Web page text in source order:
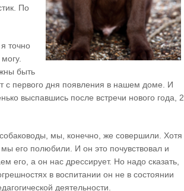
По
точно
быть
с первого дня появления в нашем доме. И
выспавшись после встречи нового года, 2
мы, конечно, же совершили. Хотя
его полюбили. И он это почувствовал и
его, а он нас дрессирует. Но надо сказать,
в воспитании он не в состоянии
деятельности.